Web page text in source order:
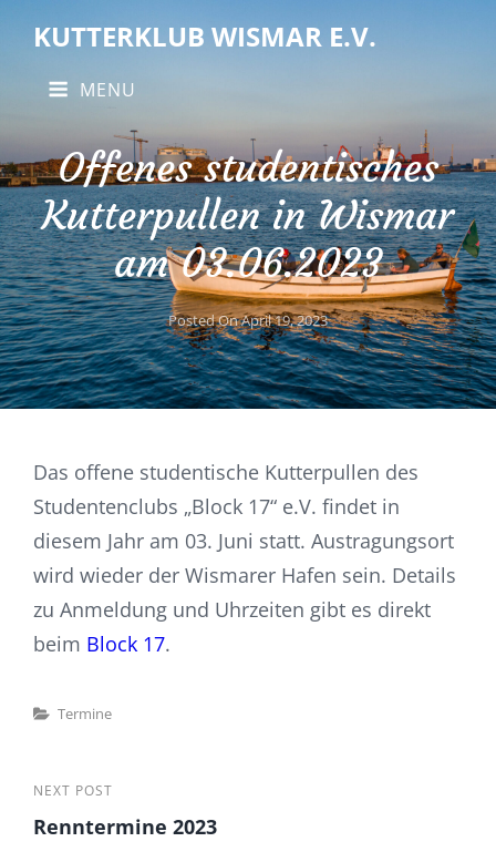
KUTTERKLUB WISMAR E.V.
MENU
Offenes studentisches
Kutterpullen in Wismar
am 03.06.2023
Posted OnApril 19, 2023
Das offene studentische Kutterpullen des
Studentenclubs „Block 17“ e.V. findet in
diesem Jahr am 03. Juni statt. Austragungsort
wird wieder der Wismarer Hafen sein. Details
zu Anmeldung und Uhrzeiten gibt es direkt
beim Block 17.
Categories
Termine
Beitragsnavigation
Next
Post
NEXT POST
Renntermine 2023